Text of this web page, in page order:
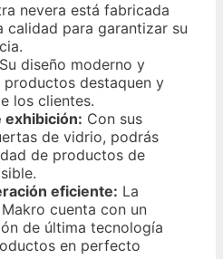
nevera está fabricada
calidad para garantizar su
Su diseño moderno y
destaquen y
los clientes.
exhibición: Con sus
de vidrio, podrás
de productos de
eficiente: La
cuenta con un
de última tecnología
en perfecto